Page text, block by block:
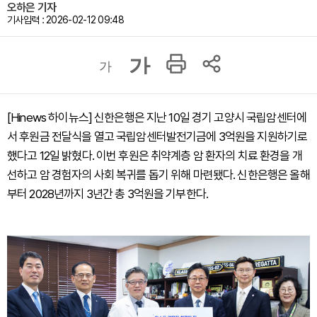
오하은 기자
기사입력 : 2026-02-12 09:48
가 가
[Hinews 하이뉴스] 신한은행은 지난 10일 경기 고양시 국립암센터에
서 후원금 전달식을 열고 국립암센터발전기금에 3억원을 지원하기로
했다고 12일 밝혔다. 이번 후원은 취약계층 암 환자의 치료 환경을 개
선하고 암 경험자의 사회 복귀를 돕기 위해 마련됐다. 신한은행은 올해
부터 2028년까지 3년간 총 3억원을 기부한다.